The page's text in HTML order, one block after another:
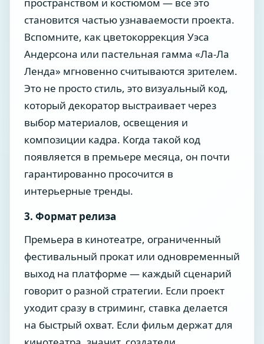
становится частью узнаваемости проекта.
Вспомните, как цветокоррекция Уэса
Андерсона или пастельная гамма «Ла-Ла
Ленда» мгновенно считываются зрителем.
Это не просто стиль, это визуальный код,
который декоратор выстраивает через
выбор материалов, освещения и
композиции кадра. Когда такой код
появляется в премьере месяца, он почти
гарантированно просочится в
интерьерные тренды.
3. Формат релиза
Премьера в кинотеатре, ограниченный
фестивальный прокат или одновременный
выход на платформе — каждый сценарий
говорит о разной стратегии. Если проект
уходит сразу в стриминг, ставка делается
на быстрый охват. Если фильм держат для